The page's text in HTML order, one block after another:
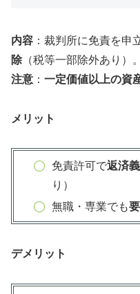
内容 ：裁判所に免責を申
除（税等一部除外あり）。
注意 ： 一定価値以上の資
メリット
免責許可で返済
り）
無職・専業でも
デメリット